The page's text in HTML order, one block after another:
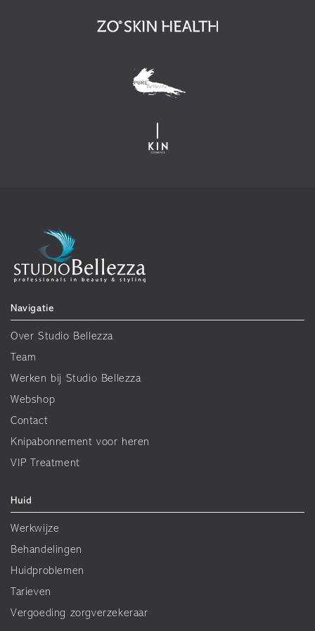
Navigatie
Over Studio Bellezza
Team
Werken bij Studio Bellezza
Webshop
Contact
Knipabonnement voor heren
VIP Treatment
Huid
Werkwijze
Behandelingen
Huidproblemen
Tarieven
Vergoeding zorgverzekeraar